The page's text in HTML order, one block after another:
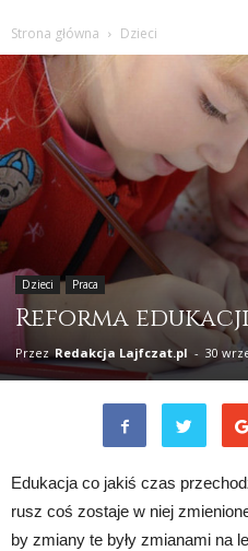
Strona główna Dzieci
Dzieci Praca
Reforma
Przez Redakcja Lajfczat.pl - 30
Edukacja co jakiś czas
rusz coś zostaje w niej
by zmiany te były zmianami na